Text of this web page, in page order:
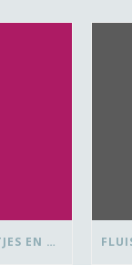
OVER OPGELAAIDE VUURTJES EN DE PAUZE